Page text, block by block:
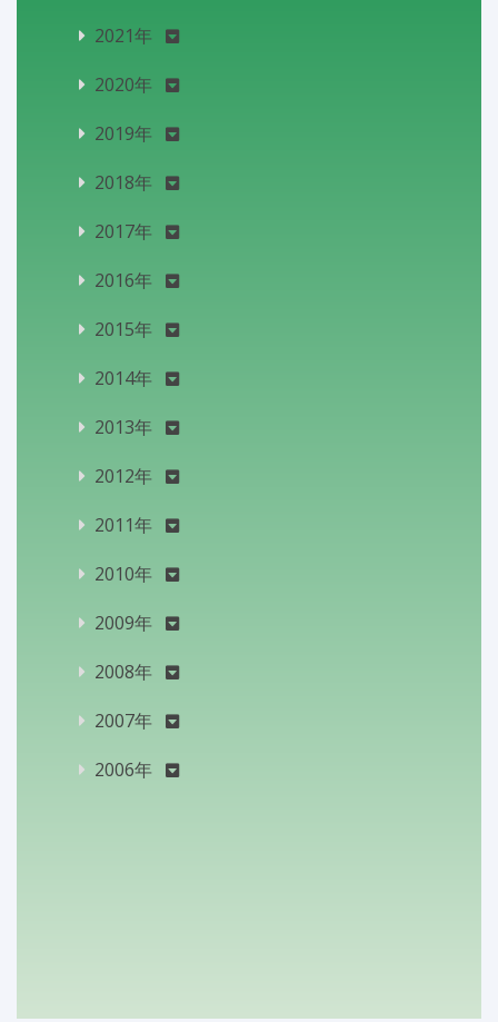
2021年
2020年
2019年
2018年
2017年
2016年
2015年
2014年
2013年
2012年
2011年
2010年
2009年
2008年
2007年
2006年